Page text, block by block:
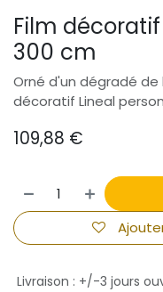
Film décoratif
300 cm
Orné d'un dégradé
décoratif Lineal
109,88 €
Livraison : +/-3 jours